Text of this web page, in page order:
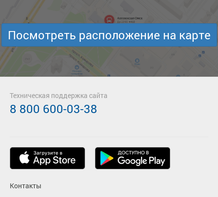
Посмотреть расположение на карте
Контакты
Техническая поддержка сайта
8 800 600-03-38